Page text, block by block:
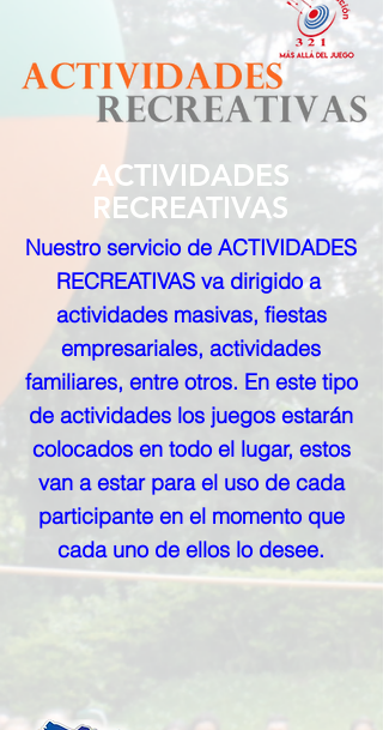
ACTIVIDADES
RECREATIVAS
Nuestro servicio de ACTIVIDADES
RECREATIVAS va dirigido a
actividades masivas, fiestas
empresariales, actividades
familiares, entre otros. En este tipo
de actividades los juegos estarán
colocados en todo el lugar, estos
van a estar para el uso de cada
participante en el momento que
cada uno de ellos lo desee.